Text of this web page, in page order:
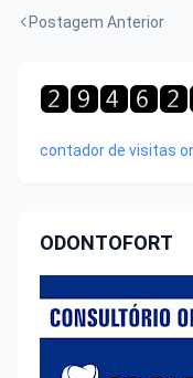
Postagem Anterior
contador de visitas
ODONTOFORT